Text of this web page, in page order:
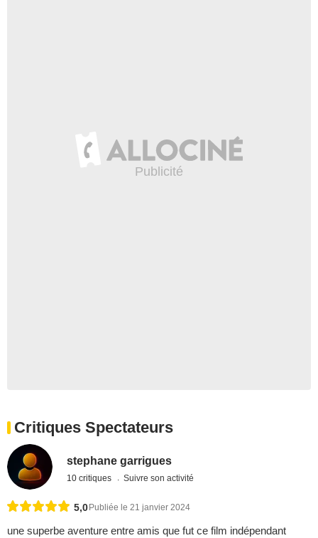
Critiques Spectateurs
stephane garrigues
10 critiques Suivre son activité
5,0 Publiée le 21 janvier 2024
une superbe aventure entre amis que fut ce film indépendant